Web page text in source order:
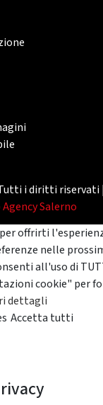
i diritti riservati
Agency Salerno
offrirti
nelle
all'uso di
cookie" per
dettagli
Accetta tutti